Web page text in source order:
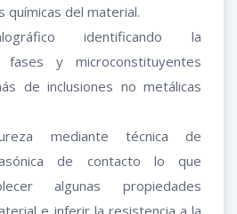
químicas del material.
identificando la
fases y microconstituyentes
de inclusiones no metálicas
mediante técnica de
de contacto lo que
algunas propiedades
e inferir la resistencia a la